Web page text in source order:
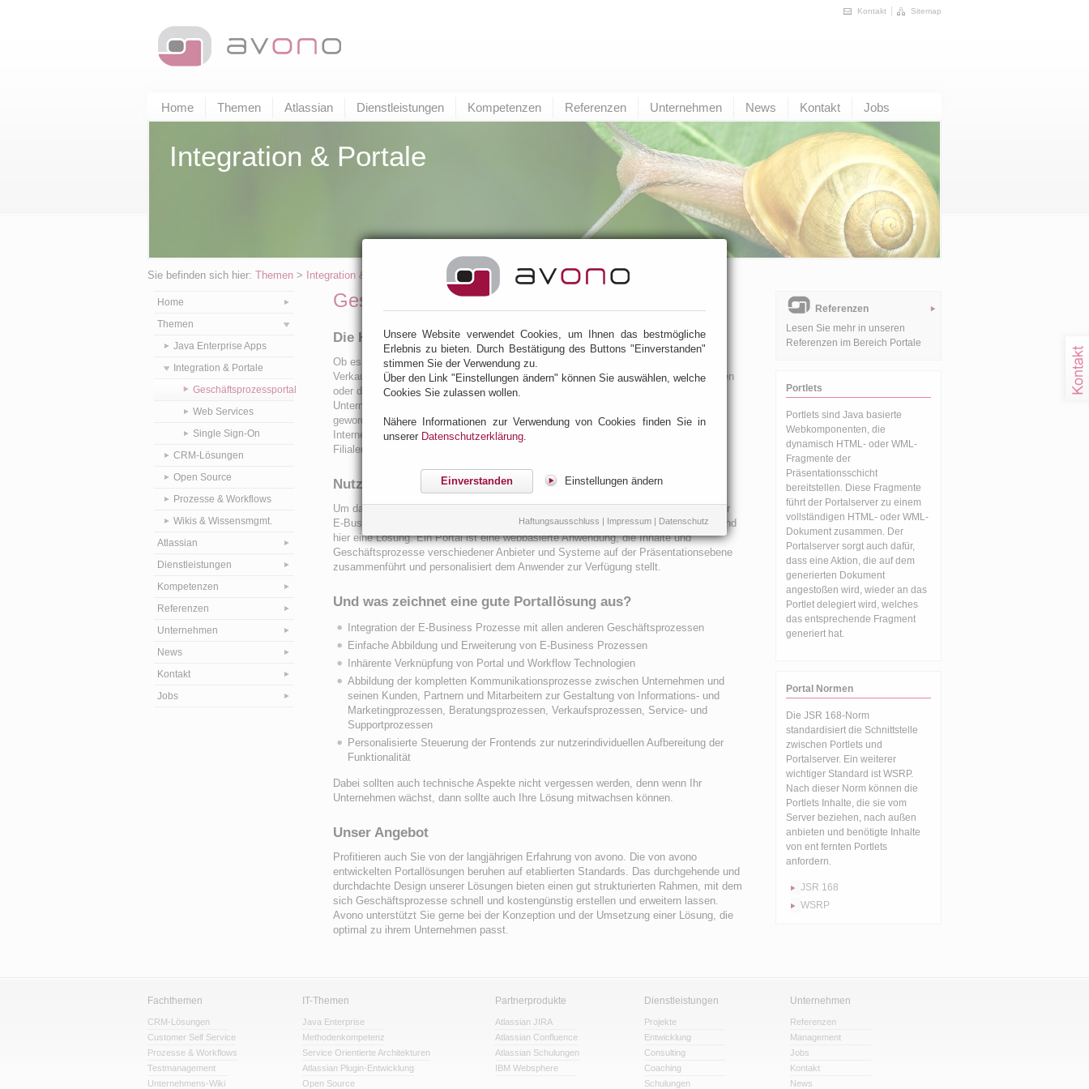
Kontakt Sitemap
Home Themen Atlassian Dienstleistungen Kompetenzen Referenzen Unternehmen News Kontakt Jobs
Integration & Portale
Sie befinden sich hier: Themen > Integration & Portale > Geschäftsprozessportal
Home
Themen
Java Enterprise Apps
Integration & Portale
Geschäftsprozessportal
Web Services
Single Sign-On
CRM-Lösungen
Open Source
Prozesse & Workflows
Wikis & Wissensmgmt.
Atlassian
Dienstleistungen
Kompetenzen
Referenzen
Unternehmen
News
Kontakt
Jobs
Geschäftsprozessportal
Die Herausforderung
Ob es um die Darstellung des eigenen Unternehmens, die Abwicklung von
Verkaufsprozessen, die kompetente und individuelle Betreuung von Kundenwünschen
oder das Management von Logistikprozessen geht, das Internet ist für viele
Unternehmen ein bedeutender Zugang zu ihren Kunden, Partnern und Mitarbeitern
geworden. Das liegt vor allem daran, dass automatisierte Transaktionen über das
Internet sehr viel kostengünstiger als vergleichbare Prozesse über CallCenter oder
Filialen sind.
Nutzen Sie das Potential des Internets!
Um das Potential des Internets vollständig nutzen zu können, ist eine Integration der
E-Business Prozesse mit allen anderen Geschäftsprozessen erforderlich. Portale sind
hier eine Lösung. Ein Portal ist eine webbasierte Anwendung, die Inhalte und
Geschäftsprozesse verschiedener Anbieter und Systeme auf der Präsentationsebene
zusammenführt und personalisiert dem Anwender zur Verfügung stellt.
Und was zeichnet eine gute Portallösung aus?
Integration der E-Business Prozesse mit allen anderen Geschäftsprozessen
Einfache Abbildung und Erweiterung von E-Business Prozessen
Inhärente Verknüpfung von Portal und Workflow Technologien
Abbildung der kompletten Kommunikationsprozesse zwischen Unternehmen und
seinen Kunden, Partnern und Mitarbeitern zur Gestaltung von Informations- und
Marketingprozessen, Beratungsprozessen, Verkaufsprozessen, Service- und
Supportprozessen
Personalisierte Steuerung der Frontends zur nutzerindividuellen Aufbereitung der
Funktionalität
Dabei sollten auch technische Aspekte nicht vergessen werden, denn wenn Ihr
Unternehmen wächst, dann sollte auch Ihre Lösung mitwachsen können.
Unser Angebot
Profitieren auch Sie von der langjährigen Erfahrung von avono. Die von avono
entwickelten Portallösungen beruhen auf etablierten Standards. Das durchgehende und
durchdachte Design unserer Lösungen bieten einen gut strukturierten Rahmen, mit dem
sich Geschäftsprozesse schnell und kostengünstig erstellen und erweitern lassen.
Avono unterstützt Sie gerne bei der Konzeption und der Umsetzung einer Lösung, die
optimal zu ihrem Unternehmen passt.
Referenzen
Lesen Sie mehr in unseren
Referenzen im Bereich Portale
Portlets
Portlets sind Java basierte
Webkomponenten, die
dynamisch HTML- oder WML-
Fragmente der
Präsentationsschicht
bereitstellen. Diese Fragmente
führt der Portalserver zu einem
vollständigen HTML- oder WML-
Dokument zusammen. Der
Portalserver sorgt auch dafür,
dass eine Aktion, die auf dem
generierten Dokument
angestoßen wird, wieder an das
Portlet delegiert wird, welches
das entsprechende Fragment
generiert hat.
Portal Normen
Die JSR 168-Norm
standardisiert die Schnittstelle
zwischen Portlets und
Portalserver. Ein weiterer
wichtiger Standard ist WSRP.
Nach dieser Norm können die
Portlets Inhalte, die sie vom
Server beziehen, nach außen
anbieten und benötigte Inhalte
von ent fernten Portlets
anfordern.
JSR 168
WSRP
Fachthemen
CRM-Lösungen
Customer Self Service
Prozesse & Workflows
Testmanagement
Unternehmens-Wiki
IT-Themen
Java Enterprise
Methodenkompetenz
Service Orientierte Architekturen
Atlassian Plugin-Entwicklung
Open Source
Partnerprodukte
Atlassian JIRA
Atlassian Confluence
Atlassian Schulungen
IBM Websphere
Dienstleistungen
Projekte
Entwicklung
Consulting
Coaching
Schulungen
Unternehmen
Referenzen
Management
Jobs
Kontakt
News
Unsere Website verwendet Cookies, um Ihnen das bestmögliche
Erlebnis zu bieten. Durch Bestätigung des Buttons "Einverstanden"
stimmen Sie der Verwendung zu.
Über den Link "Einstellungen ändern" können Sie auswählen, welche
Cookies Sie zulassen wollen.
Nähere Informationen zur Verwendung von Cookies finden Sie in
unserer Datenschutzerklärung
Einverstanden Einstellungen ändern
Haftungsausschluss | Impressum | Datenschutz